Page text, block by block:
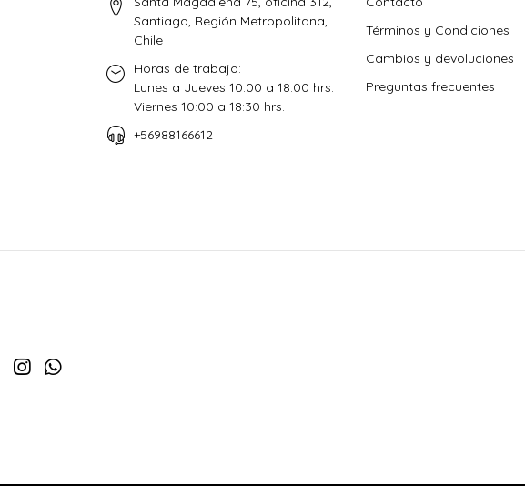
Santiago, Región Metropolitana,
Chile
Horas de trabajo:
Lunes a Jueves 10:00 a 18:00 hrs.
Viernes 10:00 a 18:30 hrs.
+56988166612
Términos y Condiciones
Cambios y devoluciones
Preguntas frecuentes